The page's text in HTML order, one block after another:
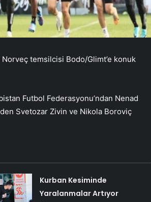
temsilcisi Bodo/Glimt’e konuk
Futbol Federasyonu’ndan Nenad
Svetozar Zivin ve Nikola Boroviç
Kurban Kesiminde
Yaralanmalar Artıyor